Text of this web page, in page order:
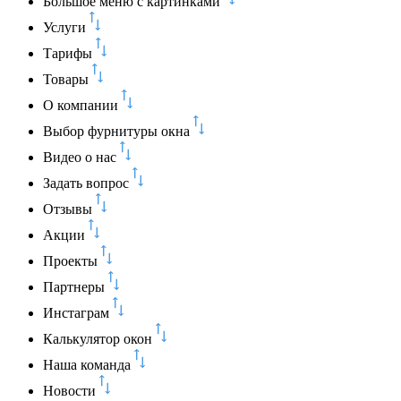
Услуги
Тарифы
Товары
О компании
Выбор фурнитуры окна
Видео о нас
Задать вопрос
Отзывы
Акции
Проекты
Партнеры
Инстаграм
Калькулятор окон
Наша команда
Новости